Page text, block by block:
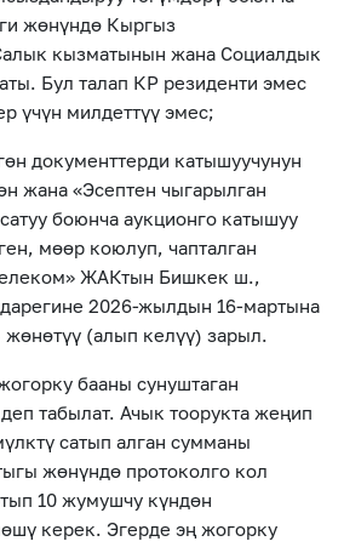
жөнүндө Кыргыз
кызматынын жана Социалдык
Бул талап КР резиденти эмес
үчүн милдеттүү эмес;
документтерди катышуучунун
жана «Эсептен чыгарылган
боюнча аукционго катышуу
мөөр коюлуп, чапталган
ЖАКтын Бишкек ш.,
2026-жылдын 16-мартына
жөнөтүү (алып келүү) зарыл.
бааны сунуштаган
табылат. Ачык тоорукта жеңип
сатып алган сумманы
жөнүндө протоколго кол
10 жумушчу күндөн
керек. Эгерде эң жогорку